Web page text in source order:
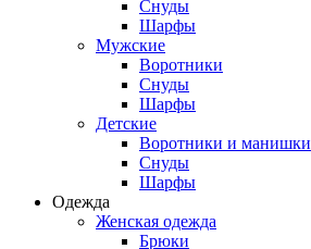
Снуды
Шарфы
Мужские
Воротники
Снуды
Шарфы
Детские
Воротники и манишки
Снуды
Шарфы
Одежда
Женская одежда
Брюки